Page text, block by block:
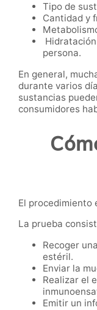
Tipo de
Cantidad y
persona.
En general,
durante varios
sustancias
consumidores
El procedimiento
La prueba
Recoger
estéril.
Enviar la
Realizar el
Emitir un